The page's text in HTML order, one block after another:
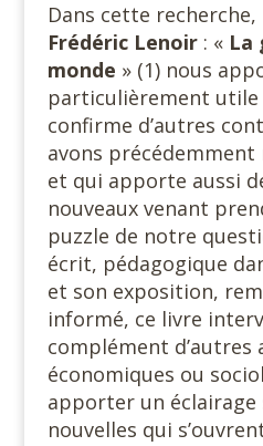
Dans cette
Frédéric Lenoir : « La
monde » (1) nous
particulièrement
confirme d’autres
avons précédemment
et qui apporte aussi
nouveaux venant
puzzle de notre
écrit, pédagogique
et son exposition,
informé, ce livre
complément d’autres
économiques ou
apporter un éclairage
nouvelles qui